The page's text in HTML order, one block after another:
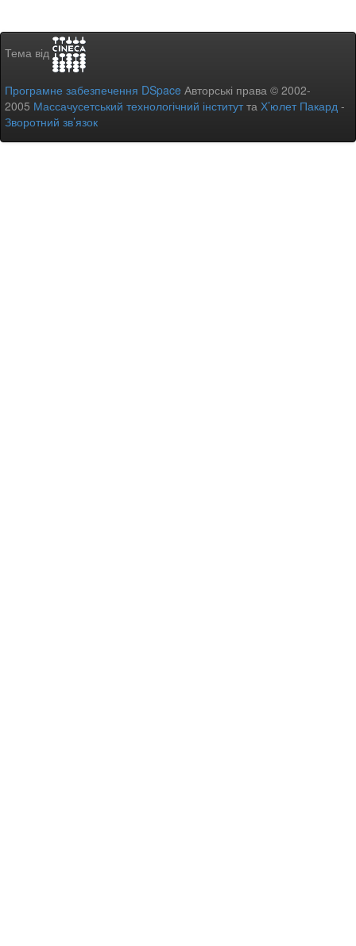
Тема від
Програмне забезпечення DSpace Авторські права © 2002-
2005 Массачусетський технологічний інститутта Х’юлет Пакард -
Зворотний зв’язок